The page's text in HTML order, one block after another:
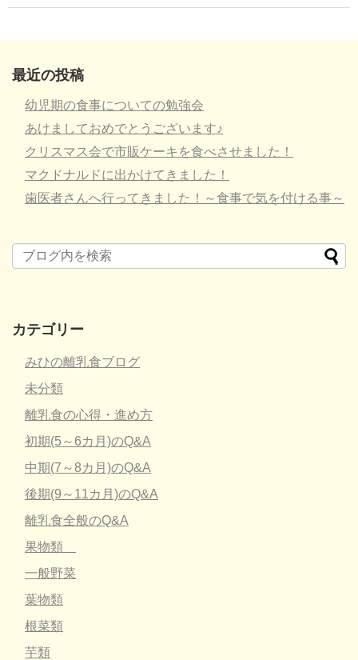
最近の投稿
幼児期の食事についての勉強会
あけましておめでとうございます♪
クリスマス会で市販ケーキを食べさせました！
マクドナルドに出かけてきました！
歯医者さんへ行ってきました！～食事で気を付ける事～
カテゴリー
みひの離乳食ブログ
未分類
離乳食の心得・進め方
初期(5～6カ月)のQ&A
中期(7～8カ月)のQ&A
後期(9～11カ月)のQ&A
離乳食全般のQ&A
果物類
一般野菜
葉物類
根菜類
芋類